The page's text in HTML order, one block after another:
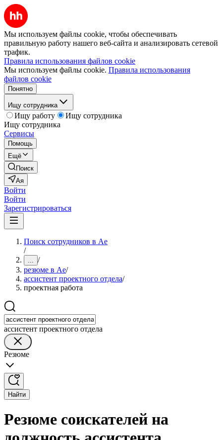
Мы используем файлы cookie, чтобы обеспечивать
правильную работу нашего веб-сайта и анализировать сетевой
трафик.
Правила использования файлов cookie
Мы используем файлы cookie. Правила использования
файлов cookie
Понятно
Ищу сотрудника
Ищу работу
Ищу сотрудника
Ищу сотрудника
Сервисы
Помощь
Ещё
Поиск
Ая
Войти
Войти
Зарегистрироваться
Поиск сотрудников в Ае
/
... /
резюме в Ае/
ассистент проектного отдела/
проектная работа
ассистент проектного отдела
Резюме
Найти
Резюме соискателей на